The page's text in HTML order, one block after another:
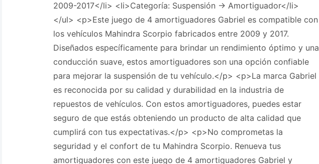
2009-2017</li> <li>Categoría: Suspensión -> Amortiguador</li>
</ul> <p>Este juego de 4 amortiguadores Gabriel es compatible con
los vehículos Mahindra Scorpio fabricados entre 2009 y 2017.
Diseñados específicamente para brindar un rendimiento óptimo y una
conducción suave, estos amortiguadores son una opción confiable
para mejorar la suspensión de tu vehículo.</p> <p>La marca Gabriel
es reconocida por su calidad y durabilidad en la industria de
repuestos de vehículos. Con estos amortiguadores, puedes estar
seguro de que estás obteniendo un producto de alta calidad que
cumplirá con tus expectativas.</p> <p>No comprometas la
seguridad y el confort de tu Mahindra Scorpio. Renueva tus
amortiguadores con este juego de 4 amortiguadores Gabriel y